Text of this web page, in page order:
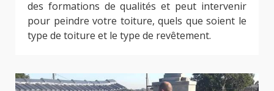
des formations de qualités et peut intervenir
pour peindre votre toiture, quels que soient le
type de toiture et le type de revêtement.